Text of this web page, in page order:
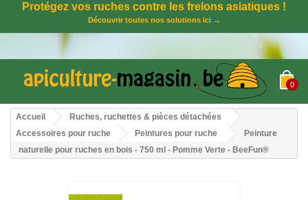
Protégez vos ruches contre les frelons asiatiques !
Découvrir toutes nos solutions ici →
0
Accueil
Ruches, ruchettes & pièces détachées
Accessoires pour ruche
Peintures pour ruche
Peinture
naturelle pour ruches en bois - 750 ml - Pomme Verte - BeeFun®